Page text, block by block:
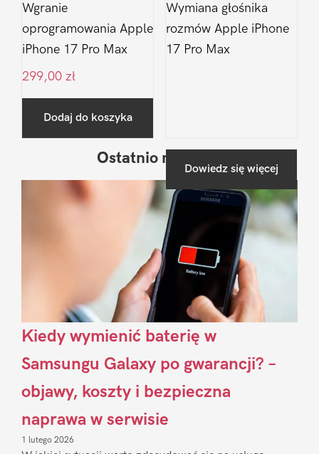
Wgranie
oprogramowania Apple
iPhone 17 Pro Max
299,00 zł
Dodaj do koszyka
Wymiana głośnika
rozmów Apple iPhone
17 Pro Max
Dowiedz się więcej
Sidebar
Ostatnio na blogu
Kiedy wymienić baterię w
Samsungu Galaxy po gwarancji? –
objawy, koszty i bezpieczna
naprawa w serwisie
1 lutego 2026